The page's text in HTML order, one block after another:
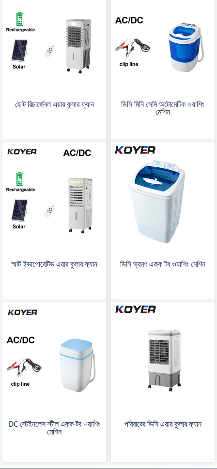
ছোট রিচার্জেবল এয়ার কুলার ফ্যান ডিসি মিনি সেমি অটোমেটিক ওয়াশিং
মেশিন
স্মার্ট ইভাপোরেটিভ এয়ার কুলার ফ্যান ডিসি ভ্রমণ একক টব ওয়াশিং মেশিন
DC স্টেইনলেস স্টীল একক-টব ওয়াশিং
মেশিন
পরিবারের ডিসি এয়ার কুলার ফ্যান